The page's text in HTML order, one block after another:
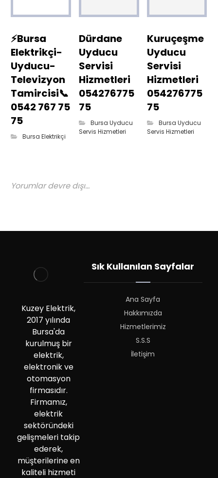
⚡Bursa
Elektrikçi-
Uyducu-
Televizyon
Tamircisi📞
0542 767 75
75
Bursa Elektrikçi
Dürdane
Uyducu
Servisi
Hizmetleri
054276775
75
Bursa Uyducu
Servis Hizmetleri
Kuruçeşme
Uyducu
Servisi
Hizmetleri
054276775
75
Bursa Uyducu
Servis Hizmetleri
Yorumlar devre dışı...
Kuzey Elektrik,
2017 yılında
Bursa'da
kurulmuş bir
elektrik,
elektronik ve
otomasyon
firmasıdır.
Firmamız,
elektrik
sektöründeki
gelişmeleri takip
ederek,
müşterilerine en
kaliteli hizmeti
Sık Kullanılan Sayfalar
Ana Sayfa
Hakkımızda
Hizmetlerimiz
S.S.S
İletişim